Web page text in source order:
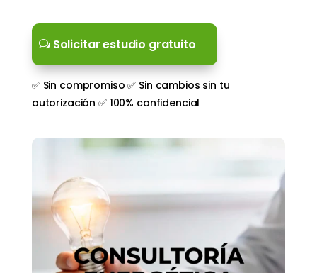
Solicitar estudio gratuito
✅ Sin compromiso ✅ Sin cambios sin tu
autorización ✅ 100% confidencial